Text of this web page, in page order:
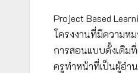
Project Based
โครงงานที่มีความหม
การสอนแบบดั้งเดิม
ครูทำหน้าที่เป็นผู้อำ